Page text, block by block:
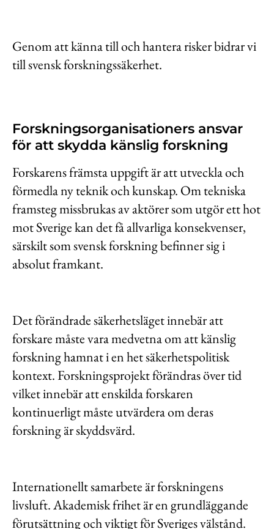
Genom att känna till och hantera risker bidrar vi
till svensk forskningssäkerhet.
Forskningsorganisationers ansvar
för att skydda känslig forskning
Forskarens främsta uppgift är att utveckla och
förmedla ny teknik och kunskap. Om tekniska
framsteg missbrukas av aktörer som utgör ett hot
mot Sverige kan det få allvarliga konsekvenser,
särskilt som svensk forskning befinner sig i
absolut framkant.
Det förändrade säkerhetsläget innebär att
forskare måste vara medvetna om att känslig
forskning hamnat i en het säkerhetspolitisk
kontext. Forskningsprojekt förändras över tid
vilket innebär att enskilda forskaren
kontinuerligt måste utvärdera om deras
forskning är skyddsvärd.
Internationellt samarbete är forskningens
livsluft. Akademisk frihet är en grundläggande
förutsättning och viktigt för Sveriges välstånd.